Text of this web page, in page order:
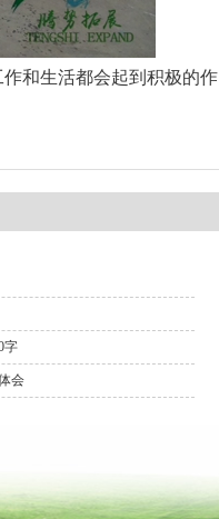
和生活都会起到积极的作
字
会